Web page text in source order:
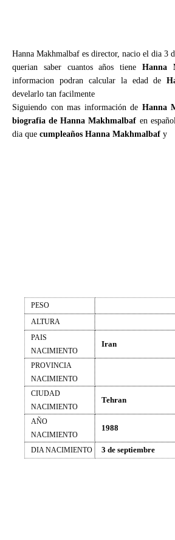
Hanna Makhmalbaf es director, nacio el dia 3
querian saber cuantos años tiene Hanna
informacion podran calcular la edad de
develarlo tan facilmente
Siguiendo con mas información de Hanna
biografia de Hanna Makhmalbaf en
dia que cumpleaños Hanna Makhmalbaf y
PESO
ALTURA
PAIS
NACIMIENTO
Iran
PROVINCIA
NACIMIENTO
CIUDAD
NACIMIENTO
Tehran
AÑO
NACIMIENTO
1988
DIA NACIMIENTO 3 de septiembre